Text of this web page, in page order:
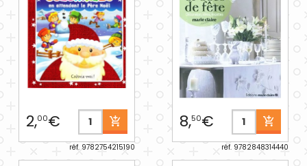
2,00€
réf. 9782754215190
8,50€
réf. 9782848314440